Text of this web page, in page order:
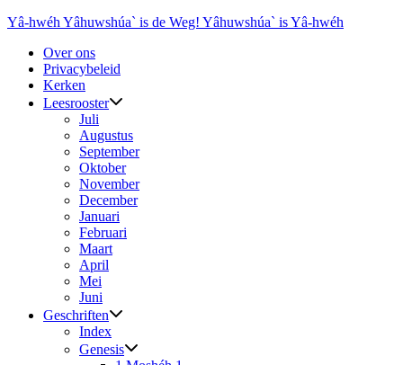
Ga
inhoud
Yâ-hwéh Yâhuwshúa` is de Weg! Yâhuwshúa` is Yâ-hwéh
Over ons
Privacybeleid
Kerken
Leesrooster
Juli
Augustus
September
Oktober
November
December
Januari
Februari
Maart
April
Mei
Juni
Geschriften
Index
Genesis